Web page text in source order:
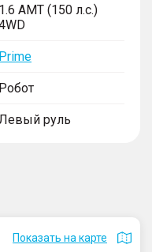
1.6 AMT (150 л.с.)
Prime
Робот
руль
Показать на карте